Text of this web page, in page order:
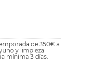
de 350€ a
y limpieza
mínima 3 días.